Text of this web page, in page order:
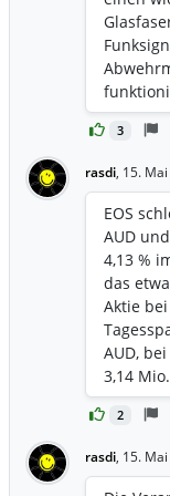
und der
und
der
den
EOS
aber
direkt in
3
wird.
eine
von
mit
Bindung
EOS
2025
125 Mio.
Januar
rasdi, 15.
2
EOS
AUD
4,13 %
das
Aktie bei
AUD,
3,14
von
der
auf
rasdi, 15.